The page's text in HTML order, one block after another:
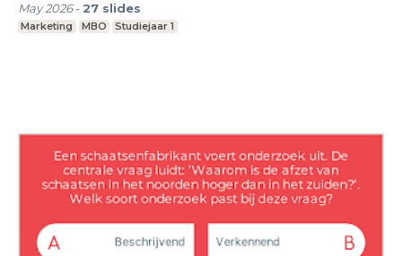
May 2026- 27 slides
Marketing MBO Studiejaar 1